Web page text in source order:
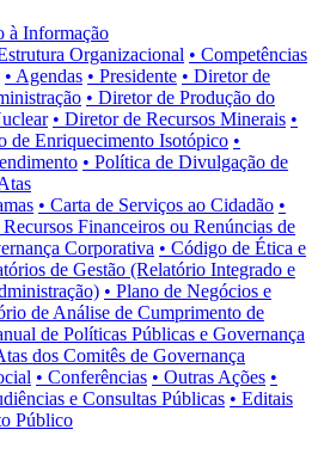
à Informação
Organizacional • Competências
• Agendas • Presidente • Diretor de
• Diretor de Produção do
• Diretor de Recursos Minerais •
de Enriquecimento Isotópico •
• Política de Divulgação de
• Carta de Serviços ao Cidadão •
Recursos Financeiros ou Renúncias de
Corporativa • Código de Ética e
de Gestão (Relatório Integrado e
• Plano de Negócios e
de Análise de Cumprimento de
de Políticas Públicas e Governança
dos Comitês de Governança
• Conferências • Outras Ações •
e Consultas Públicas • Editais
Público